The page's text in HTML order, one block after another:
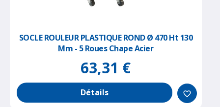
SOCLE ROULEUR PLASTIQUE ROND Ø 470 Ht 130
Mm - 5 Roues Chape Acier
63,31 €
Détails favorite_border